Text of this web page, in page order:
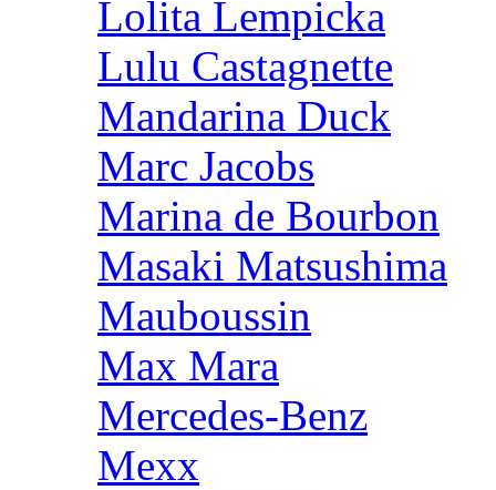
Lolita Lempicka
Lulu Castagnette
Mandarina Duck
Marc Jacobs
Marina de Bourbon
Masaki Matsushima
Mauboussin
Max Mara
Mercedes-Benz
Mexx